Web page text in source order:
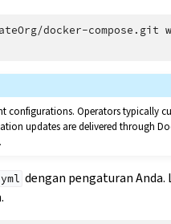
docker-compose.git
configurations. Operators typically
updates are delivered through
dengan pengaturan